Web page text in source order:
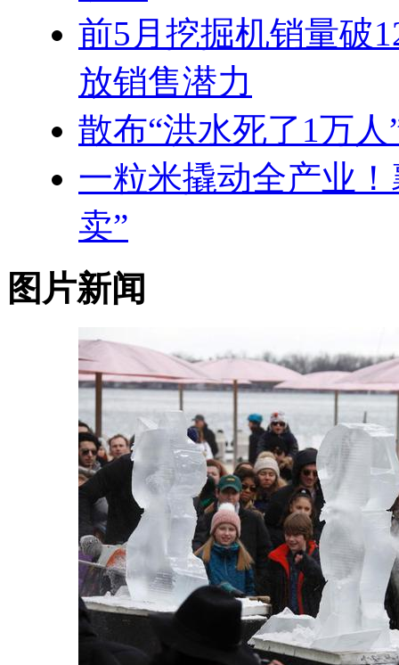
前5月挖掘机销量破
放销售潜力
散布“洪水死了1万
一粒米撬动全产业
卖”
图片新闻